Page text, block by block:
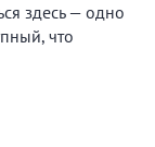
здесь — одно
что